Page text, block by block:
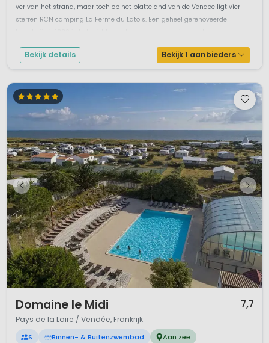
ver van het strand, maar toch op het platteland van de Vendee ligt vier
sterren RCN camping La Ferme du Latois. Een geheel gerenoveerde
Bekijk details Bekijk 1 aanbieders
Domaine le Midi 7,7
Pays de la Loire / Vendée, Frankrijk
S Binnen- & Buitenzwembad Aan zee